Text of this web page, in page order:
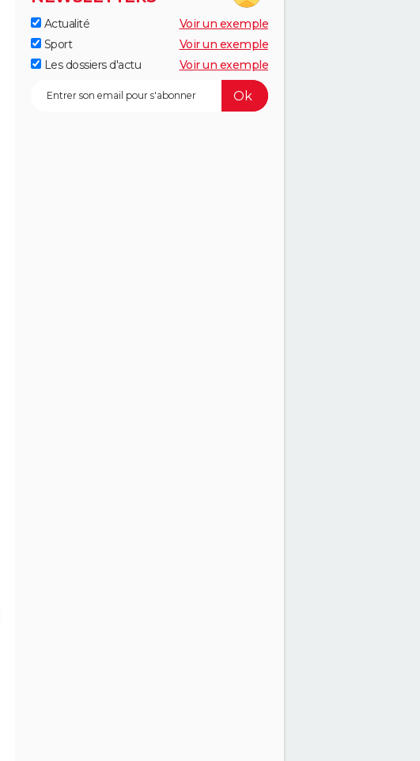
Actualité
Voir un exemple
Sport
Voir un exemple
Les dossiers d'actu
Voir un exemple